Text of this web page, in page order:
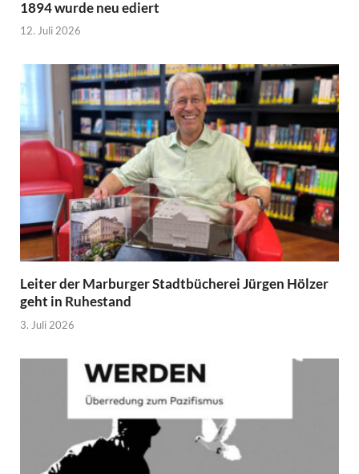
1894 wurde neu ediert
12. Juli 2026
Leiter der Marburger Stadtbücherei Jürgen Hölzer
geht in Ruhestand
3. Juli 2026